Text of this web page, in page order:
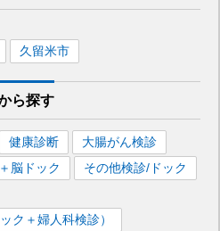
久留米市
ら探す
健康診断
大腸がん検診
脳ドック
その他検診/ドック
ク＋婦人科検診）